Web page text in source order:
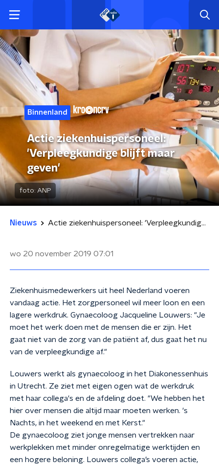
Binnenland
Actie ziekenhuispersoneel:
'Verpleegkundige blijft maar
geven'
foto: ANP
Nieuws Actie ziekenhuispersoneel: 'Verpleegkundige blijft maar geven'
wo 20 november 2019 07:01
Ziekenhuismedewerkers uit heel Nederland voeren
vandaag actie. Het zorgpersoneel wil meer loon en een
lagere werkdruk. Gynaecoloog Jacqueline Louwers: "Je
moet het werk doen met de mensen die er zijn. Het
gaat niet van de zorg van de patiënt af, dus gaat het nu
van de verpleegkundige af."
Louwers werkt als gynaecoloog in het Diakonessenhuis
in Utrecht. Ze ziet met eigen ogen wat de werkdruk
met haar collega's en de afdeling doet. "We hebben het
hier over mensen die altijd maar moeten werken. 's
Nachts, in het weekend en met Kerst."
De gynaecoloog ziet jonge mensen vertrekken naar
werkplekken met minder onregelmatige werktijden en
een hogere beloning. Louwers collega’s voeren actie,